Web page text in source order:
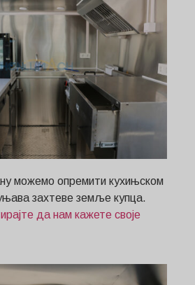
можемо опремити кухињском
захтеве земље купца.
да нам кажете своје